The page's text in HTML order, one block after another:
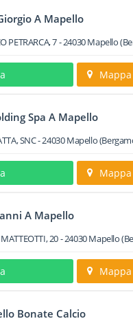
A Mapello
PETRARCA, 7-24030Mapello
Mappa
Spa A Mapello
SNC-24030Mapello
Mappa
A Mapello
20-24030Mapello
Mappa
Bonate Calcio